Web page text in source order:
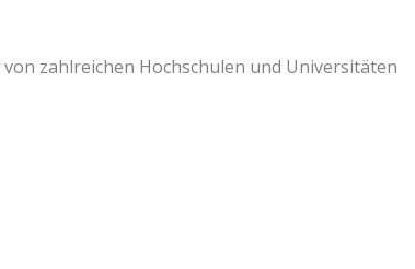
zahlreichen Hochschulen und Universitäten